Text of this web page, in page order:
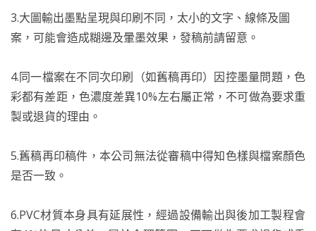
3.大圖輸出墨點呈現與印刷不同，太小的文字、線條及圖
案，可能會造成糊邊及暈墨效果，發稿前請留意。
4.同一檔案在不同次印刷（如舊稿再印）因控墨量問題，色
彩都有差距，色濃度差異10%左右屬正常，不可做為要求重
製或退貨的理由。
5.舊稿再印稿件，本公司無法從審稿中得知色樣與檔案顏色
是否一致。
6.PVC材質本身具有延展性，經過設備輸出與後加工製程會